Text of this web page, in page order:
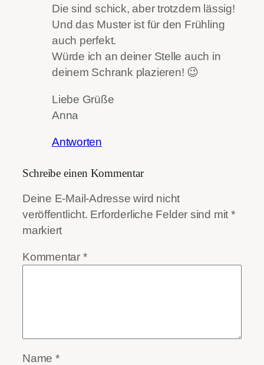
Die sind schick, aber trotzdem lässig!
Und das Muster ist für den Frühling
auch perfekt.
Würde ich an deiner Stelle auch in
deinem Schrank plazieren! 😉
Liebe Grüße
Anna
Antworten
Schreibe einen Kommentar
Deine E-Mail-Adresse wird nicht
veröffentlicht. Erforderliche Felder sind mit *
markiert
Kommentar *
Name *